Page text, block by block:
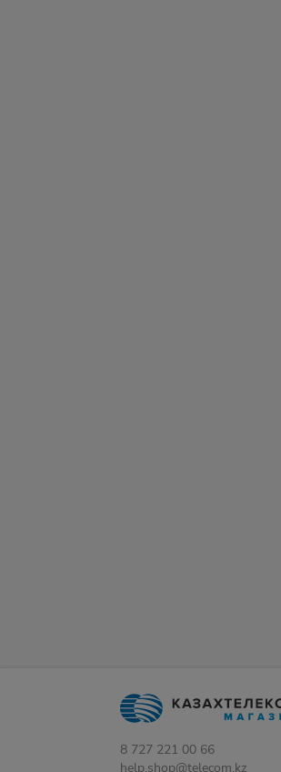
8 727 221 00 66
help.shop@telecom.kz